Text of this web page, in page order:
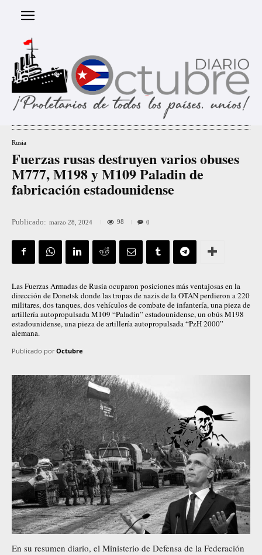
Rusia
Fuerzas rusas destruyen varios obuses
M777, M198 y M109 Paladin de
fabricación estadounidense
Publicado: marzo 28, 2024 98 0
Las Fuerzas Armadas de Rusia ocuparon posiciones más ventajosas en la
dirección de Donetsk donde las tropas de nazis de la OTAN perdieron a 220
militares, dos tanques, dos vehículos de combate de infantería, una pieza de
artillería autopropulsada M109 “Paladin” estadounidense, un obús M198
estadounidense, una pieza de artillería autopropulsada “PzH 2000”
alemana.
Publicado por Octubre
En su resumen diario, el Ministerio de Defensa de la Federación